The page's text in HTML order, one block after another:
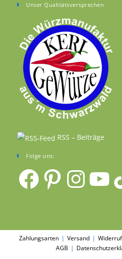
Unser Qualitätsversprechen
RSS – Beiträge
Folge uns:
FacebookPinterestInstagramYouTube
Zahlungsarten Versand
AGB